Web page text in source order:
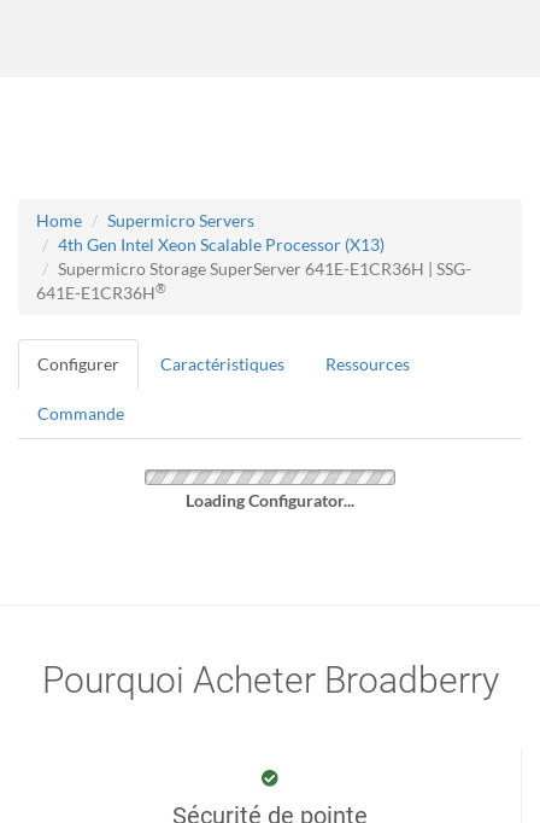
Home
Supermicro Servers
4th Gen Intel Xeon Scalable Processor (X13)
Supermicro Storage SuperServer 641E-E1CR36H | SSG-
641E-E1CR36H®
Configurer Caractéristiques Ressources
Commande
Loading Configurator...
Pourquoi Acheter Broadberry
Sécurité de pointe